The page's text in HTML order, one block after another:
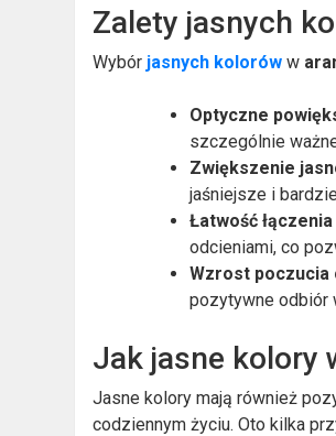
Zalety jasnych
Wybór jasnych kolorów w
Optyczne
szczególnie
Zwiększenie
jaśniejsze i
Łatwość
odcieniami, co
Wzrost poczucia
pozytywne odbiór
Jak jasne kolory
Jasne kolory mają również
codziennym życiu. Oto kilka